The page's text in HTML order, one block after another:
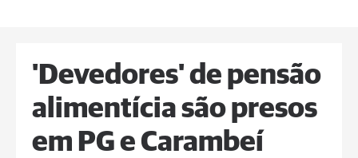
'Devedores' de pensão
alimentícia são presos
em PG e Carambeí